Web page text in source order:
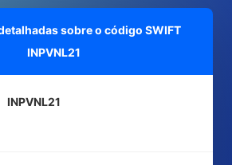
sobre o código SWIFT
INPVNL21
INPVNL21